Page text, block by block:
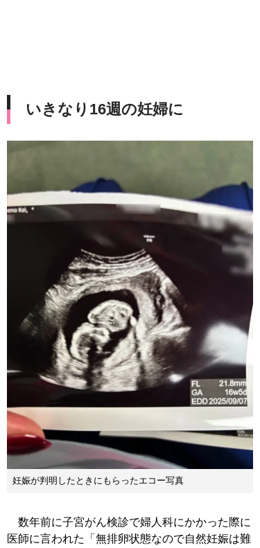
いきなり16週の妊婦に
妊娠が判明したときにもらったエコー写真
数年前に子宮がん検診で婦人科にかかった際に
医師に言われた「無排卵状態なので自然妊娠は難